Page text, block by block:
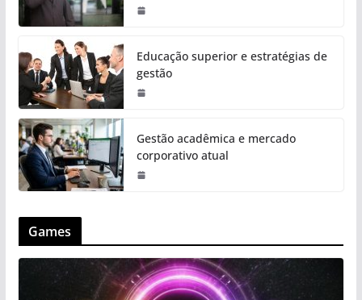
Educação superior e estratégias de
gestão
Gestão acadêmica e mercado
corporativo atual
Games